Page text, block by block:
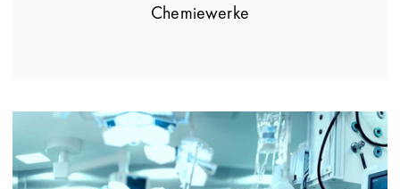
Chemiewerke